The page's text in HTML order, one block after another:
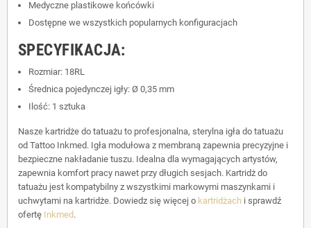
Medyczne plastikowe końcówki
Dostępne we wszystkich popularnych konfiguracjach
SPECYFIKACJA:
Rozmiar: 18RL
Średnica pojedynczej igły: Ø 0,35 mm
Ilość: 1 sztuka
Nasze kartridże do tatuażu to profesjonalna, sterylna igła do tatuażu
od Tattoo Inkmed. Igła modułowa z membraną zapewnia precyzyjne i
bezpieczne nakładanie tuszu. Idealna dla wymagających artystów,
zapewnia komfort pracy nawet przy długich sesjach. Kartridż do
tatuażu jest kompatybilny z wszystkimi markowymi maszynkami i
uchwytami na kartridże. Dowiedz się więcej o kartridżach i sprawdź
ofertę Inkmed .